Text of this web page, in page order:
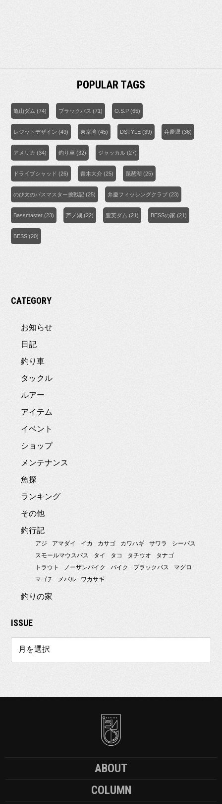
POPULAR TAGS
亀山ダム (74) ブラックバス (71) O.S.P (65)
レジットデザイン (49) 東京湾 (45) DSTYLE (39) 弁慶堀 (36)
アメリカ (34) 釣り車 (32) ジャッカル (27)
ドライブシャッド (26) 青木大介 (25) 琵琶湖 (25)
のび太のバスマスター挑戦記 (25) 弁慶フィッシングクラブ (23)
Bassmaster (23) 芦ノ湖 (22) 豊英ダム (21) BESSの家 (21)
BESS (20)
CATEGORY
お知らせ
日記
釣り車
タックル
ルアー
アイテム
イベント
ショップ
メンテナンス
魚探
ランキング
その他
釣行記
アジ アマダイ イカ カサゴ カワハギ サワラ
シーバス
スモールマウスバス
タイ タコ タチウオ
タナゴ
トラウト
ノーザンパイク パイク ブラックバス
マグロ
マゴチ
メバル ワカサギ
釣りの家
ISSUE
ABOUT
COLUMN